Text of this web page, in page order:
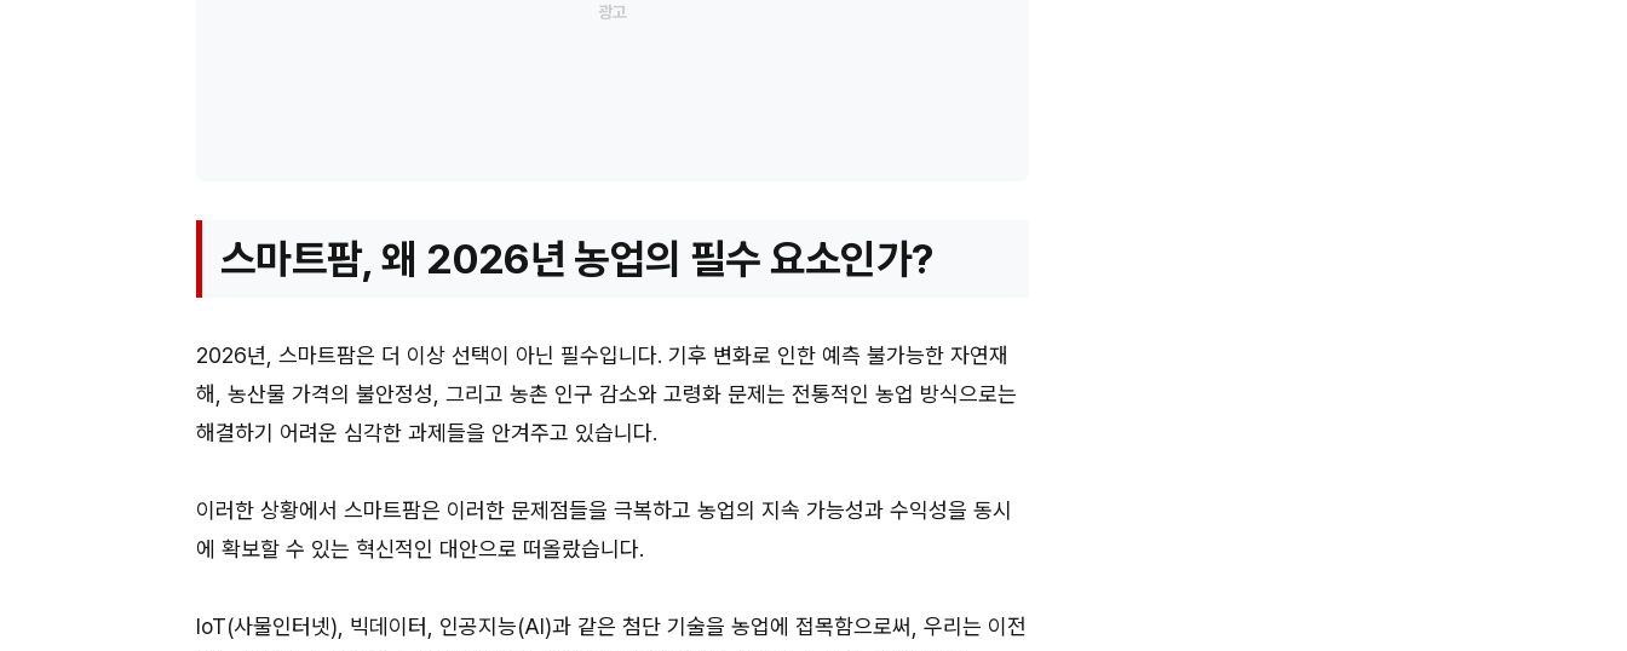
스마트팜, 왜 2026년 농업의 필수 요소인가?
2026년, 스마트팜은 더 이상 선택이 아닌 필수입니다. 기후 변화로 인한 예측 불가능한 자연재
해, 농산물 가격의 불안정성, 그리고 농촌 인구 감소와 고령화 문제는 전통적인 농업 방식으로는
해결하기 어려운 심각한 과제들을 안겨주고 있습니다.
이러한 상황에서 스마트팜은 이러한 문제점들을 극복하고 농업의 지속 가능성과 수익성을 동시
에 확보할 수 있는 혁신적인 대안으로 떠올랐습니다.
IoT(사물인터넷), 빅데이터, 인공지능(AI)과 같은 첨단 기술을 농업에 접목함으로써, 우리는 이전